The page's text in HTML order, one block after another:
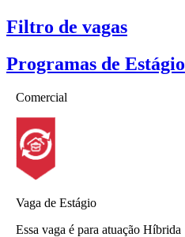
Filtro de vagas
Programas de Estágio
Comercial
Vaga de Estágio
Essa vaga é para atuação Híbrida